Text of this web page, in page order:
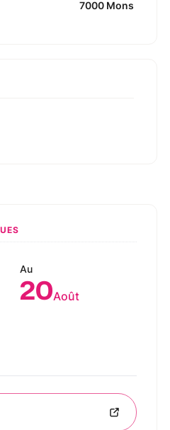
7000 Mons
Au
20Août